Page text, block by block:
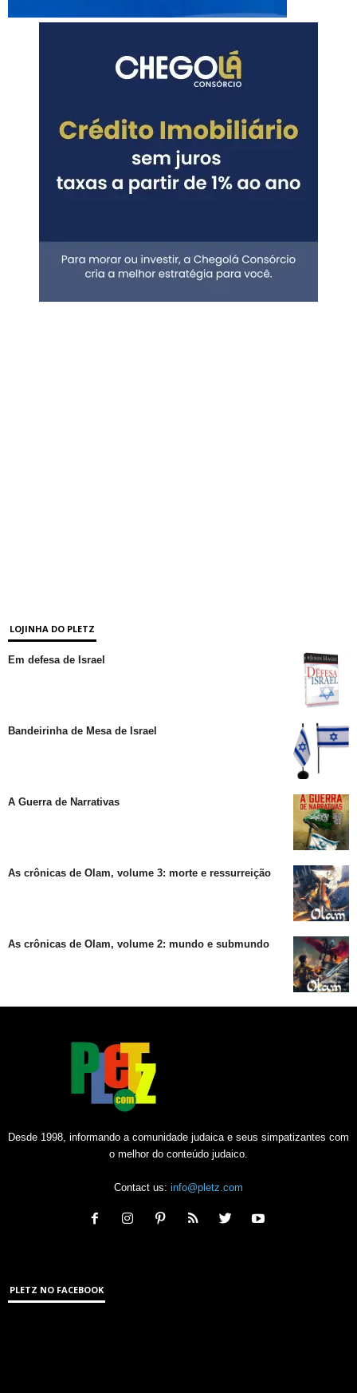
LOJINHA DO PLETZ
Em defesa de Israel
Bandeirinha de Mesa de Israel
A Guerra de Narrativas
As crônicas de Olam, volume 3: morte e ressurreição
As crônicas de Olam, volume 2: mundo e submundo
Desde 1998, informando a comunidade judaica e seus simpatizantes com
o melhor do conteúdo judaico.
Contact us: info@pletz.com
PLETZ NO FACEBOOK